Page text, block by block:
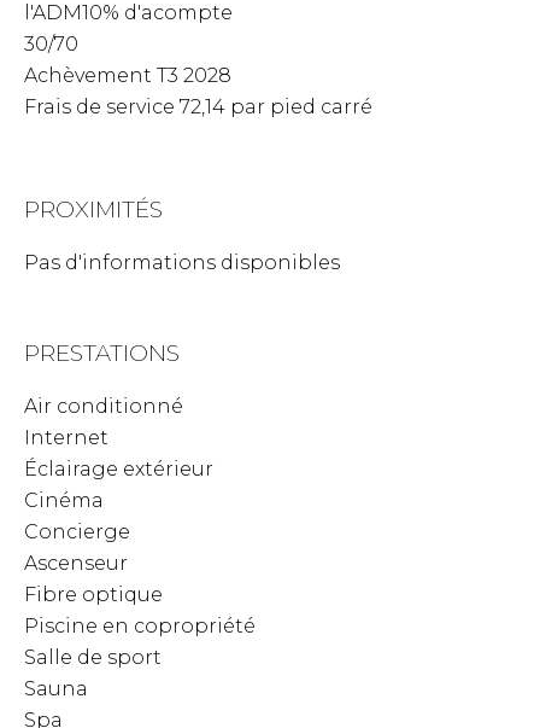
l'ADM10% d'acompte
30/70
Achèvement T3 2028
Frais de service 72,14 par pied carré
PROXIMITÉS
Pas d'informations disponibles
PRESTATIONS
Air conditionné
Internet
Éclairage extérieur
Cinéma
Concierge
Ascenseur
Fibre optique
Piscine en copropriété
Salle de sport
Sauna
Spa